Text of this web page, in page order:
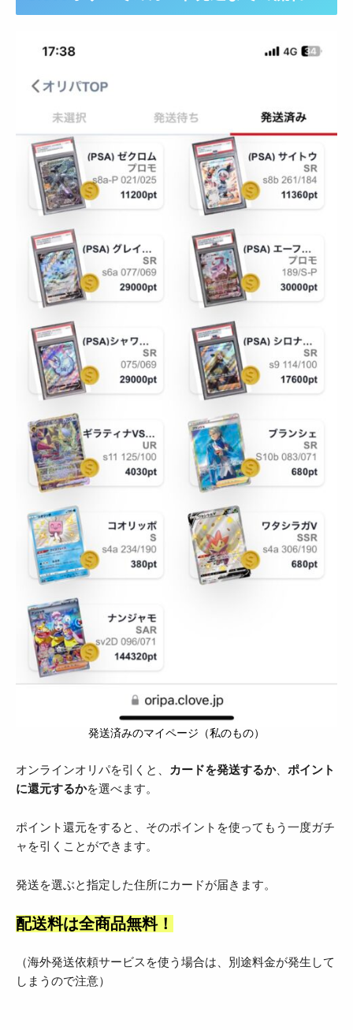
発送済みのマイページ（私のもの）
オンラインオリパを引くと、 カードを発送するか、 ポイント
に還元するかを選べます。
ポイント還元をすると、そのポイントを使ってもう一度ガチ
ャを引くことができます。
発送を選ぶと指定した住所にカードが届きます。
配送料は全商品無料！
（海外発送依頼サービスを使う場合は、別途料金が発生して
しまうので注意）